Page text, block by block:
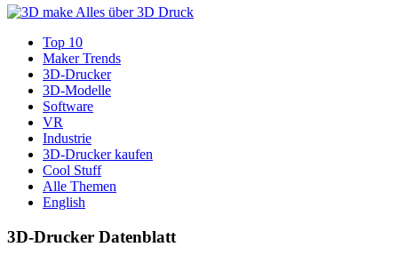
Top 10
Maker Trends
3D-Drucker
3D-Modelle
Software
VR
Industrie
3D-Drucker kaufen
Cool Stuff
Alle Themen
English
3D-Drucker Datenblatt